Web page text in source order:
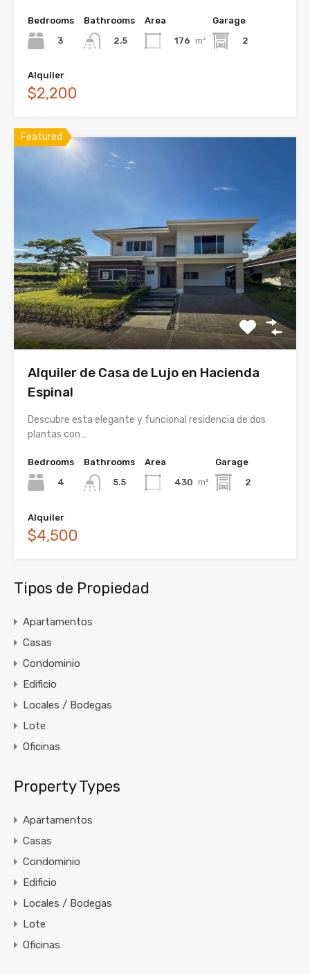
Bedrooms
3
Bathrooms
2.5
Area
176 m²
Garage
2
Alquiler
$2,200
Featured
Alquiler de Casa de Lujo en Hacienda
Espinal
Descubre esta elegante y funcional residencia de dos
plantas con…
Bedrooms
4
Bathrooms
5.5
Area
430 m²
Garage
2
Alquiler
$4,500
Tipos de Propiedad
Apartamentos
Casas
Condominio
Edificio
Locales / Bodegas
Lote
Oficinas
Property Types
Apartamentos
Casas
Condominio
Edificio
Locales / Bodegas
Lote
Oficinas